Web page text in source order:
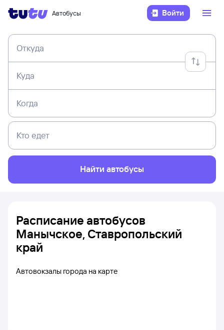
Автобусы Войти
Откуда
Куда
Когда
Кто едет
Найти автобусы
Расписание автобусов
Манычское, Ставропольский
край
Автовокзалы города на карте